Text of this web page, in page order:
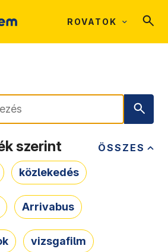
ROVATOK
ÖSSZES
szerint
közlekedés
Arrivabus
vizsgafilm